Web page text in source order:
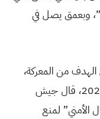
وبعمق يصل في
من المعركة،
صادرة عن هيئة الأركان في 2 يوليو/تموز 2026، قال جيش
الأمني” لمنع